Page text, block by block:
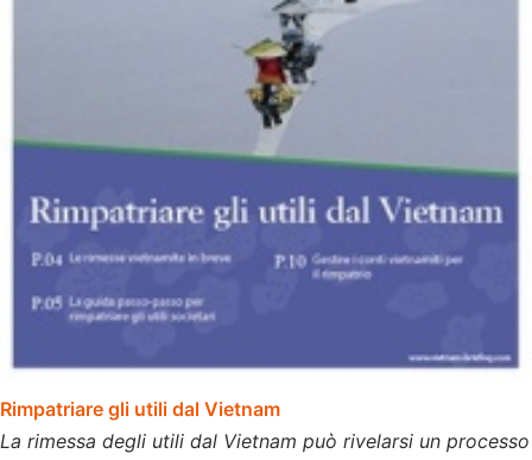
Rimpatriare gli utili dal Vietnam
La rimessa degli utili dal Vietnam può rivelarsi un processo